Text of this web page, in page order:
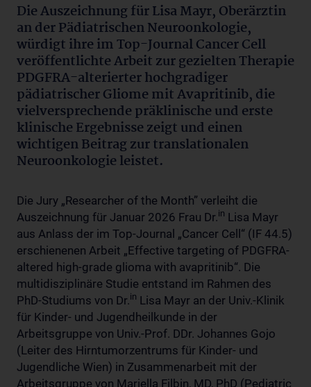
Die Auszeichnung für Lisa Mayr, Oberärztin
an der Pädiatrischen Neuroonkologie,
würdigt ihre im Top-Journal Cancer Cell
veröffentlichte Arbeit zur gezielten Therapie
PDGFRA-alterierter hochgradiger
pädiatrischer Gliome mit Avapritinib, die
vielversprechende präklinische und erste
klinische Ergebnisse zeigt und einen
wichtigen Beitrag zur translationalen
Neuroonkologie leistet.
Die Jury „Researcher of the Month” verleiht die
Auszeichnung für Januar 2026 Frau Dr.in Lisa Mayr
aus Anlass der im Top-Journal „Cancer Cell“ (IF 44.5)
erschienenen Arbeit „Effective targeting of PDGFRA-
altered high-grade glioma with avapritinib“. Die
multidisziplinäre Studie entstand im Rahmen des
PhD-Studiums von Dr.in Lisa Mayr an der Univ.-Klinik
für Kinder- und Jugendheilkunde in der
Arbeitsgruppe von Univ.-Prof. DDr. Johannes Gojo
(Leiter des Hirntumorzentrums für Kinder- und
Jugendliche Wien) in Zusammenarbeit mit der
Arbeitsgruppe von Mariella Filbin, MD, PhD (Pediatric